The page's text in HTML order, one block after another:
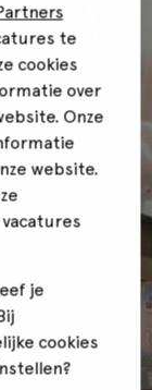
te
cookies
over
Onze
website.
je
cookies